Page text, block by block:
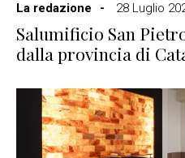
La redazione
28 Luglio
Salumificio San
dalla provincia di